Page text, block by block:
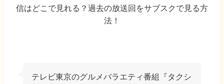
テレビ東京のグルメバラエティ番組『タクシ